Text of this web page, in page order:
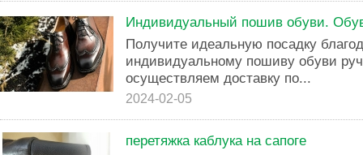
Индивидуальный пошив обуви.
Получите идеальную посадку
индивидуальному пошиву обуви
осуществляем доставку по...
2024-02-05
перетяжка каблука на сапоге